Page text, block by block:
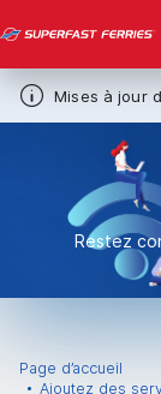
Mises à jour
Restez
Page d’accueil
Ajoutez des